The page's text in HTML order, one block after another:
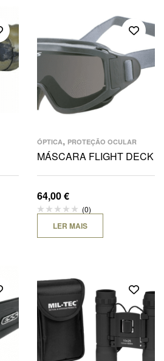
ÓPTICA, PROTEÇÃO OCULAR
MÁSCARA FLIGHT DECK
64,00€
(0)
LER MAIS